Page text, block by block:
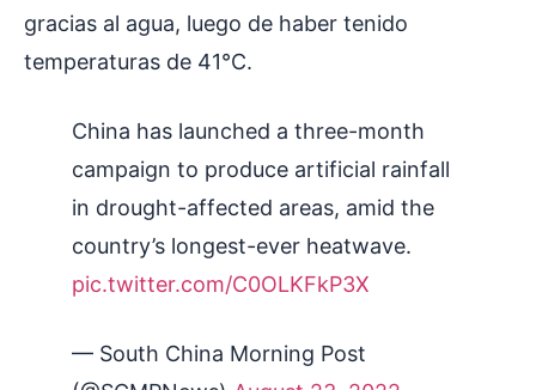
gracias al agua, luego de haber tenido
temperaturas de 41°C.
China has launched a three-month
campaign to produce artificial rainfall
in drought-affected areas, amid the
country’s longest-ever heatwave.
pic.twitter.com/C0OLKFkP3X
— South China Morning Post